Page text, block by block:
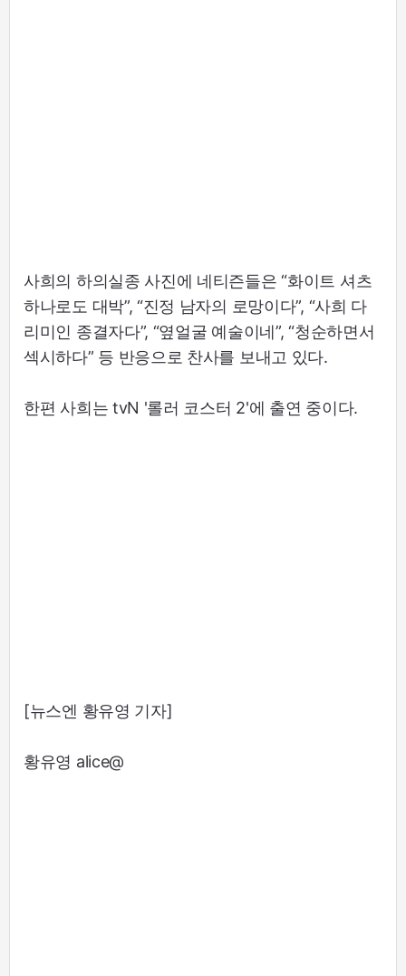
사희의 하의실종 사진에 네티즌들은 “화이트 셔츠
하나로도 대박”, “진정 남자의 로망이다”, “사희 다
리미인 종결자다”, “옆얼굴 예술이네”, “청순하면서
섹시하다” 등 반응으로 찬사를 보내고 있다.
한편 사희는 tvN '롤러 코스터 2'에 출연 중이다.
[뉴스엔 황유영 기자]
황유영 alice@